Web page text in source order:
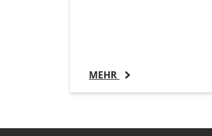
MEHR